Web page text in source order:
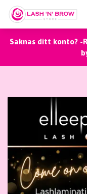
Saknas ditt konto? -